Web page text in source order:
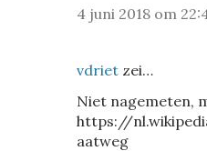
4 juni 2018 om
vdriet zei…
Niet nagemeten,
https://
aatweg